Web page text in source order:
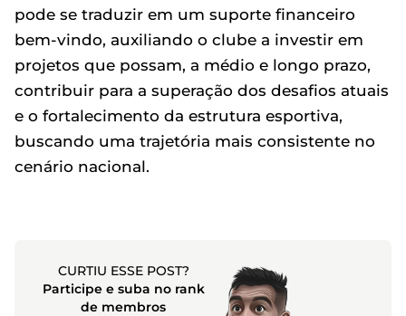
pode se traduzir em um suporte financeiro
bem-vindo, auxiliando o clube a investir em
projetos que possam, a médio e longo prazo,
contribuir para a superação dos desafios atuais
e o fortalecimento da estrutura esportiva,
buscando uma trajetória mais consistente no
cenário nacional.
CURTIU ESSE POST?
Participe e suba no rank
de membros